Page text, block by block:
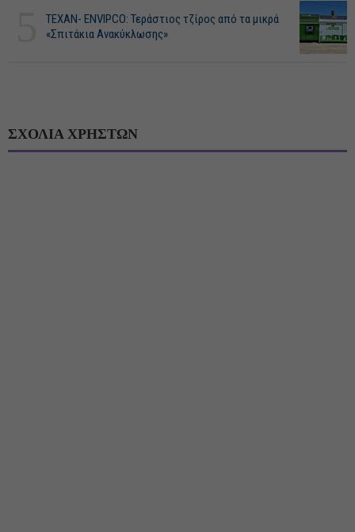
ΤΕΧΑΝ- ENVIPCO: Τεράστιος τζίρος από τα μικρά
«Σπιτάκια Ανακύκλωσης»
ΣΧΟΛΙΑ ΧΡΗΣΤΩΝ